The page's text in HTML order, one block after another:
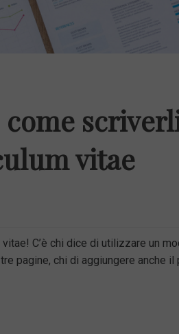
vitae
C’è chi dice di utilizzare un
pagine, chi di aggiungere anche il